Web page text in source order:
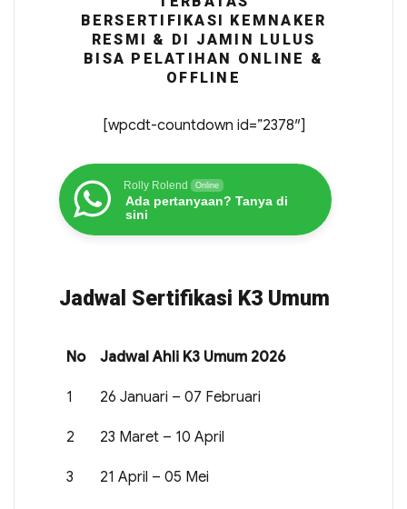
BERSERTIFIKASI KEMNAKER
RESMI & DI JAMIN LULUS
BISA PELATIHAN ONLINE &
OFFLINE
[wpcdt-countdown id=”2378″]
Rolly Rolend Online
Ada pertanyaan? Tanya di
sini
Jadwal Sertifikasi K3 Umum
No Jadwal Ahli K3 Umum 2026
1 26 Januari – 07 Februari
2 23 Maret – 10 April
3 21 April – 05 Mei